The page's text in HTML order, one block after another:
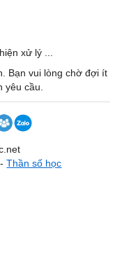
xử lý ...
Bạn vui lòng chờ đợi ít
yêu cầu.
-Thần số học